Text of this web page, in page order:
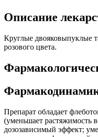
Описание
Круглые двояковыпуклые
розового цвета.
Препарат обладает
(уменьшает растяжимость
дозозависимый эффект;